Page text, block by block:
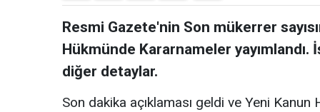
Resmi Gazete'nin Son mükerrer
Hükmünde Kararnameler
diğer detaylar.
Son dakika açıklaması geldi ve Yeni